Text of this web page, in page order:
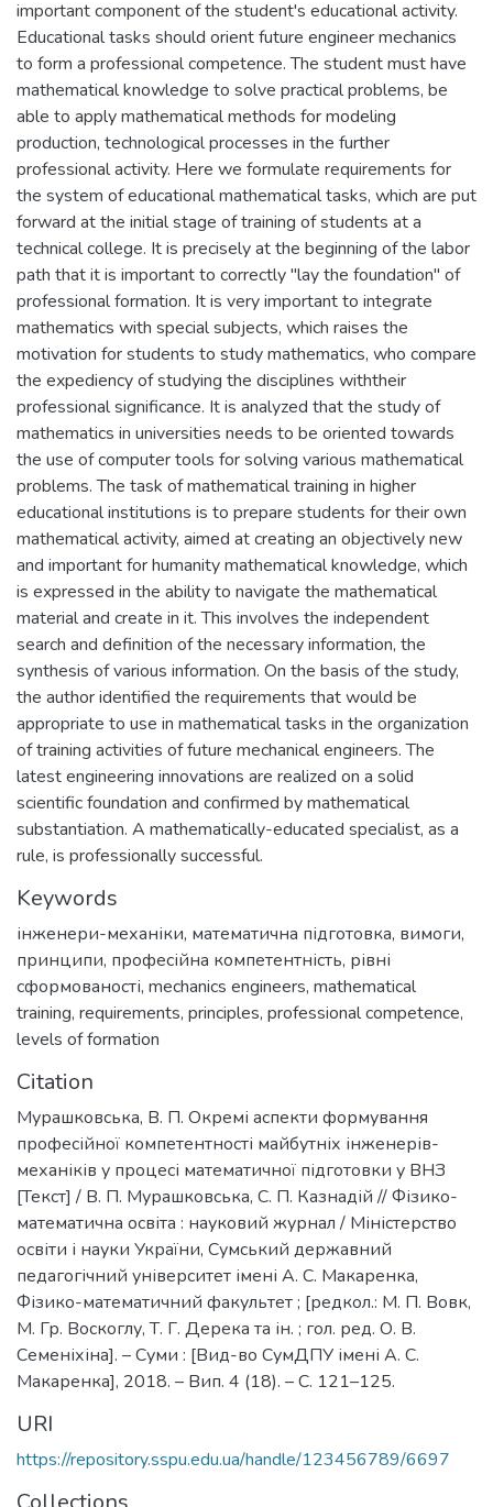
important component of the student's educational activity.
Educational tasks should orient future engineer mechanics
to form a professional competence. The student must have
mathematical knowledge to solve practical problems, be
able to apply mathematical methods for modeling
production, technological processes in the further
professional activity. Here we formulate requirements for
the system of educational mathematical tasks, which are put
forward at the initial stage of training of students at a
technical college. It is precisely at the beginning of the labor
path that it is important to correctly "lay the foundation" of
professional formation. It is very important to integrate
mathematics with special subjects, which raises the
motivation for students to study mathematics, who compare
the expediency of studying the disciplines withtheir
professional significance. It is analyzed that the study of
mathematics in universities needs to be oriented towards
the use of computer tools for solving various mathematical
problems. The task of mathematical training in higher
educational institutions is to prepare students for their own
mathematical activity, aimed at creating an objectively new
and important for humanity mathematical knowledge, which
is expressed in the ability to navigate the mathematical
material and create in it. This involves the independent
search and definition of the necessary information, the
synthesis of various information. On the basis of the study,
the author identified the requirements that would be
appropriate to use in mathematical tasks in the organization
of training activities of future mechanical engineers. The
latest engineering innovations are realized on a solid
scientific foundation and confirmed by mathematical
substantiation. A mathematically-educated specialist, as a
rule, is professionally successful.
Keywords
інженери-механіки, математична підготовка, вимоги,
принципи, професійна компетентність, рівні
сформованості, mechanics engineers, mathematical
training, requirements, principles, professional competence,
levels of formation
Citation
Мурашковська, В. П. Окремі аспекти формування
професійної компетентності майбутніх інженерів-
механіків у процесі математичної підготовки у ВНЗ
[Текст] / В. П. Мурашковська, С. П. Казнадій // Фізико-
математична освіта : науковий журнал / Міністерство
освіти і науки України, Сумський державний
педагогічний університет імені А. С. Макаренка,
Фізико-математичний факультет ; [редкол.: М. П. Вовк,
М. Гр. Воскоглу, Т. Г. Дерека та ін. ; гол. ред. О. В.
Семеніхіна]. – Суми : [Вид-во СумДПУ імені А. С.
Макаренка], 2018. – Вип. 4 (18). – С. 121–125.
URI
https://repository.sspu.edu.ua/handle/123456789/6697